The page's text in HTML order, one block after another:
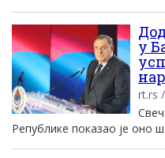
у
rt.rs
Републике показао је оно